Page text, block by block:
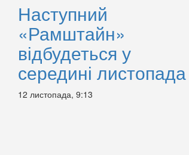
Наступний
«Рамштайн»
відбудеться у
середині листопада
12 листопада, 9:13